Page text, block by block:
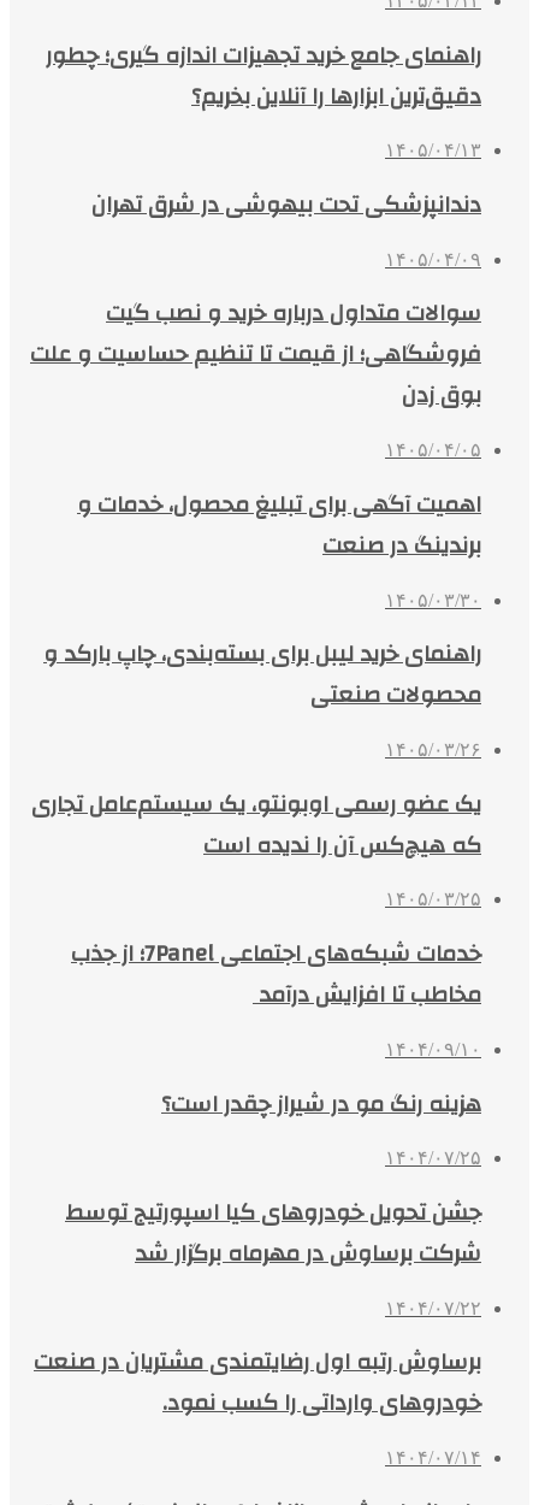
راهنمای جامع خرید تجهیزات اندازه گیری؛ چطور
دقیق‌ترین ابزارها را آنلاین بخریم؟
۱۴۰۵/۰۴/۱۳
دندانپزشکی تحت بیهوشی در شرق تهران
۱۴۰۵/۰۴/۰۹
سوالات متداول درباره خرید و نصب گیت
فروشگاهی؛ از قیمت تا تنظیم حساسیت و علت
بوق زدن
۱۴۰۵/۰۴/۰۵
اهمیت آگهی برای تبلیغ محصول، خدمات و
برندینگ در صنعت
۱۴۰۵/۰۳/۳۰
راهنمای خرید لیبل برای بسته‌بندی، چاپ بارکد و
محصولات صنعتی
۱۴۰۵/۰۳/۲۶
یک عضو رسمی اوبونتو، یک سیستم‌عامل تجاری
که هیچ‌کس آن را ندیده است
۱۴۰۵/۰۳/۲۵
خدمات شبکه‌های اجتماعی 7Panel؛ از جذب
مخاطب تا افزایش درآمد
۱۴۰۴/۰۹/۱۰
هزینه رنگ مو در شیراز چقدر است؟
۱۴۰۴/۰۷/۲۵
جشن تحویل خودروهای کیا اسپورتیج توسط
شرکت برساوش در مهرماه برگزار شد
۱۴۰۴/۰۷/۲۲
برساوش رتبه اول رضایتمندی مشتریان در صنعت
خودروهای وارداتی را کسب نمود.
۱۴۰۴/۰۷/۱۴